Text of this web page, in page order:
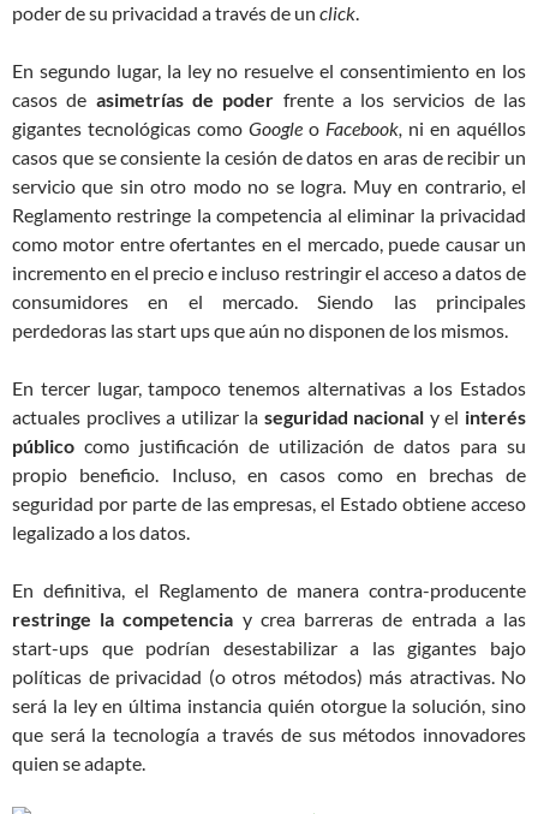
poder de su privacidad a través de un click.
En segundo lugar, la ley no resuelve el consentimiento en los
casos de asimetrías de poder frente a los servicios de las
gigantes tecnológicas como Google o Facebook, ni en aquéllos
casos que se consiente la cesión de datos en aras de recibir un
servicio que sin otro modo no se logra. Muy en contrario, el
Reglamento restringe la competencia al eliminar la privacidad
como motor entre ofertantes en el mercado, puede causar un
incremento en el precio e incluso restringir el acceso a datos de
consumidores en el mercado. Siendo las principales
perdedoras las start ups que aún no disponen de los mismos.
En tercer lugar, tampoco tenemos alternativas a los Estados
actuales proclives a utilizar la seguridad nacional y el interés
público como justificación de utilización de datos para su
propio beneficio. Incluso, en casos como en brechas de
seguridad por parte de las empresas, el Estado obtiene acceso
legalizado a los datos.
En definitiva, el Reglamento de manera contra-producente
restringe la competencia y crea barreras de entrada a las
start-ups que podrían desestabilizar a las gigantes bajo
políticas de privacidad (o otros métodos) más atractivas. No
será la ley en última instancia quién otorgue la solución, sino
que será la tecnología a través de sus métodos innovadores
quien se adapte.